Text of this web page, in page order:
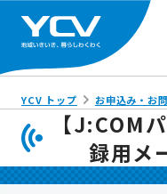
YCV トップ お申込み・お
【J:COM
録用メ